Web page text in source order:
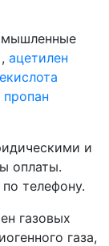
, ацетилен
пропан
и
оплаты.
телефону.
газовых
газа,